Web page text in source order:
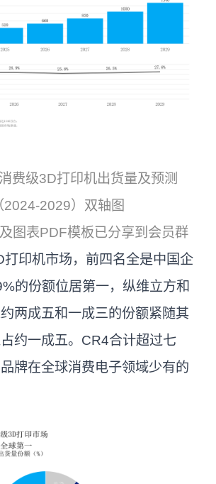
费级3D打印机出货量及预测
2024-2029）双轴图
图表PDF模板已分享到会员群
打印机市场，前四名全是中国企
的份额位居第一，纵维立方和
两成五和一成三的份额紧随其
约一成五。CR4合计超过七
牌在全球消费电子领域少有的